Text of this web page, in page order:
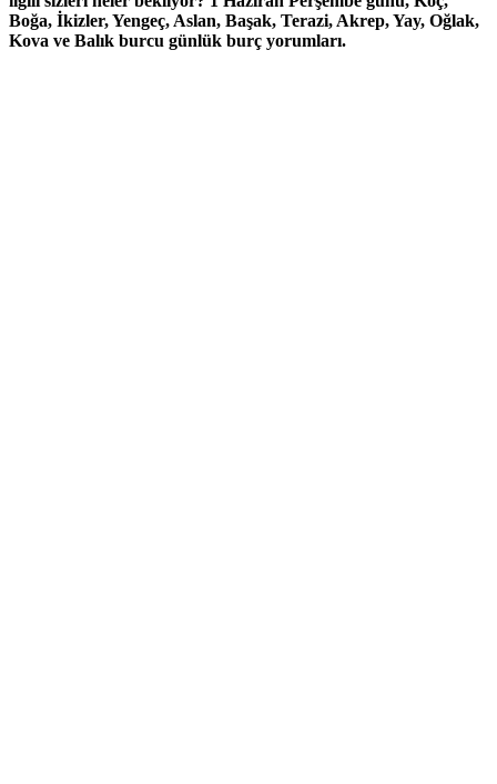
Boğa, İkizler, Yengeç, Aslan, Başak, Terazi, Akrep, Yay, Oğlak,
Kova ve Balık burcu günlük burç yorumları.